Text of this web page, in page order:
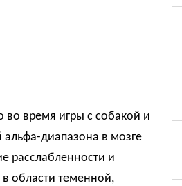
во время игры с собакой и
альфа-диапазона в мозге
расслабленности и
области теменной,